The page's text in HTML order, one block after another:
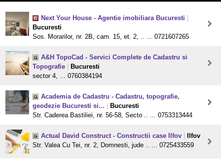
Next Your House - Agentie imobiliara Bucuresti
Bucuresti
Sos. Morarilor, nr. 2B, cam. 15, et. 2, .. ... 0721607265
A&H TopoCad - Servici Complete de Cadastru si
Topografie
Bucuresti
sector 4, ... 0760384194
Academia de Cadastru - Cadastru, topografie,
geodezie Bucuresti si...
Bucuresti
Str. Caderea Bastiliei, nr. 56-58, Secto .. ... 0753313444
Actual David Construct - Constructii case Ilfov
Ilfov
Str. Valea Cu Tei, nr. 2, Domnesti, jude .. ... 0725433559